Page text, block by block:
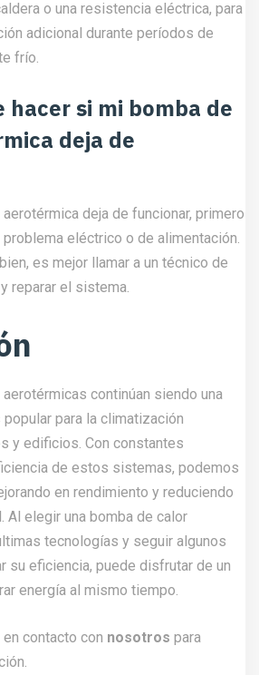
o una resistencia eléctrica, para
adicional durante períodos de
frío.
hacer si mi bomba de
deja de
deja de funcionar, primero
eléctrico o de alimentación.
es mejor llamar a un técnico de
reparar el sistema.
continúan siendo una
para la climatización
y edificios. Con constantes
de estos sistemas, podemos
en rendimiento y reduciendo
Al elegir una bomba de calor
tecnologías y seguir algunos
su eficiencia, puede disfrutar de un
energía al mismo tiempo.
contacto con nosotros para